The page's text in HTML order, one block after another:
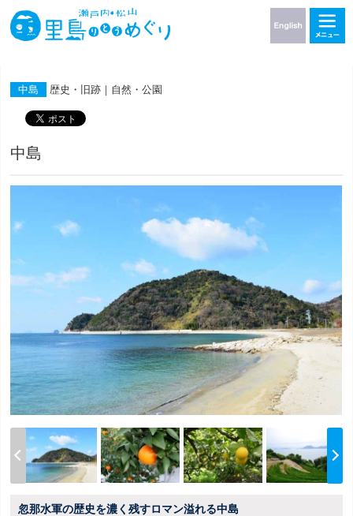
中島 歴史・旧跡｜自然・公園
中島
忽那水軍の歴史を濃く残すロマン溢れる中島